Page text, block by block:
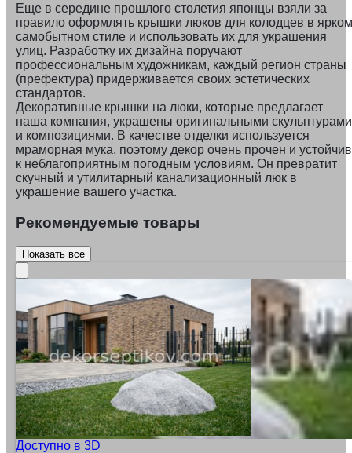
Еще в середине прошлого столетия японцы взяли за
правило оформлять крышки люков для колодцев в ярком
самобытном стиле и использовать их для украшения
улиц. Разработку их дизайна поручают
профессиональным художникам, каждый регион страны
(префектура) придерживается своих эстетических
стандартов.
Декоративные крышки на люки, которые предлагает
наша компания, украшены оригинальными скульптурами
и композициями. В качестве отделки используется
мраморная мука, поэтому декор очень прочен и устойчив
к неблагоприятным погодным условиям. Он превратит
скучный и утилитарный канализационный люк в
украшение вашего участка.
Рекомендуемые товары
Показать все
Доступно в 3D